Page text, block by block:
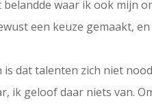
waar ik ook mijn
een keuze gemaakt,
dat talenten zich niet
ik geloof daar niets van.